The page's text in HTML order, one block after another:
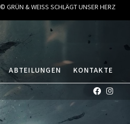
© GRÜN & WEISS SCHLÄGT UNSER HERZ
ABTEILUNGEN KONTAKTE